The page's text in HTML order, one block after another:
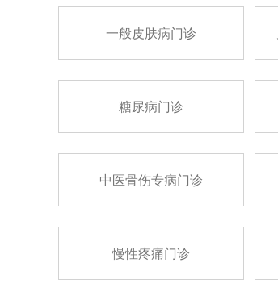
一般皮肤病门诊
糖尿病门诊
中医骨伤专病门诊
慢性疼痛门诊